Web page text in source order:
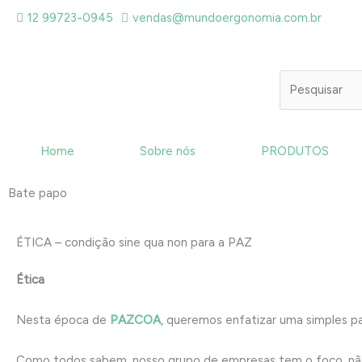
12 99723-0945 vendas@mundoergonomia.com.br
Home Sobre nós PRODUTOS
Bate papo
ÉTICA – condição sine qua non para a PAZ
Ética
Nesta época de PAZCOA, queremos enfatizar uma simples